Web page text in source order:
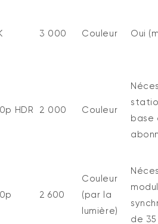
3 000 Couleur Oui
HDR 2 000 Couleur
base
2 600
Couleur
(par la
lumière)
de